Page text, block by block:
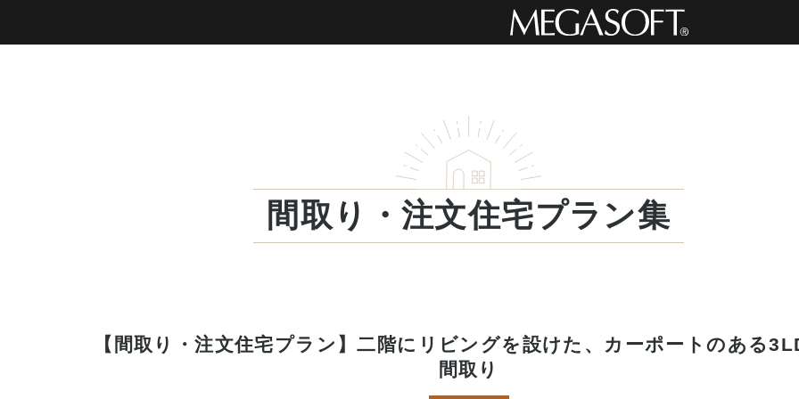
間取り・注文住宅プラン集
【間取り・注文住宅プラン】二階にリビングを設けた、カーポートのある
間取り